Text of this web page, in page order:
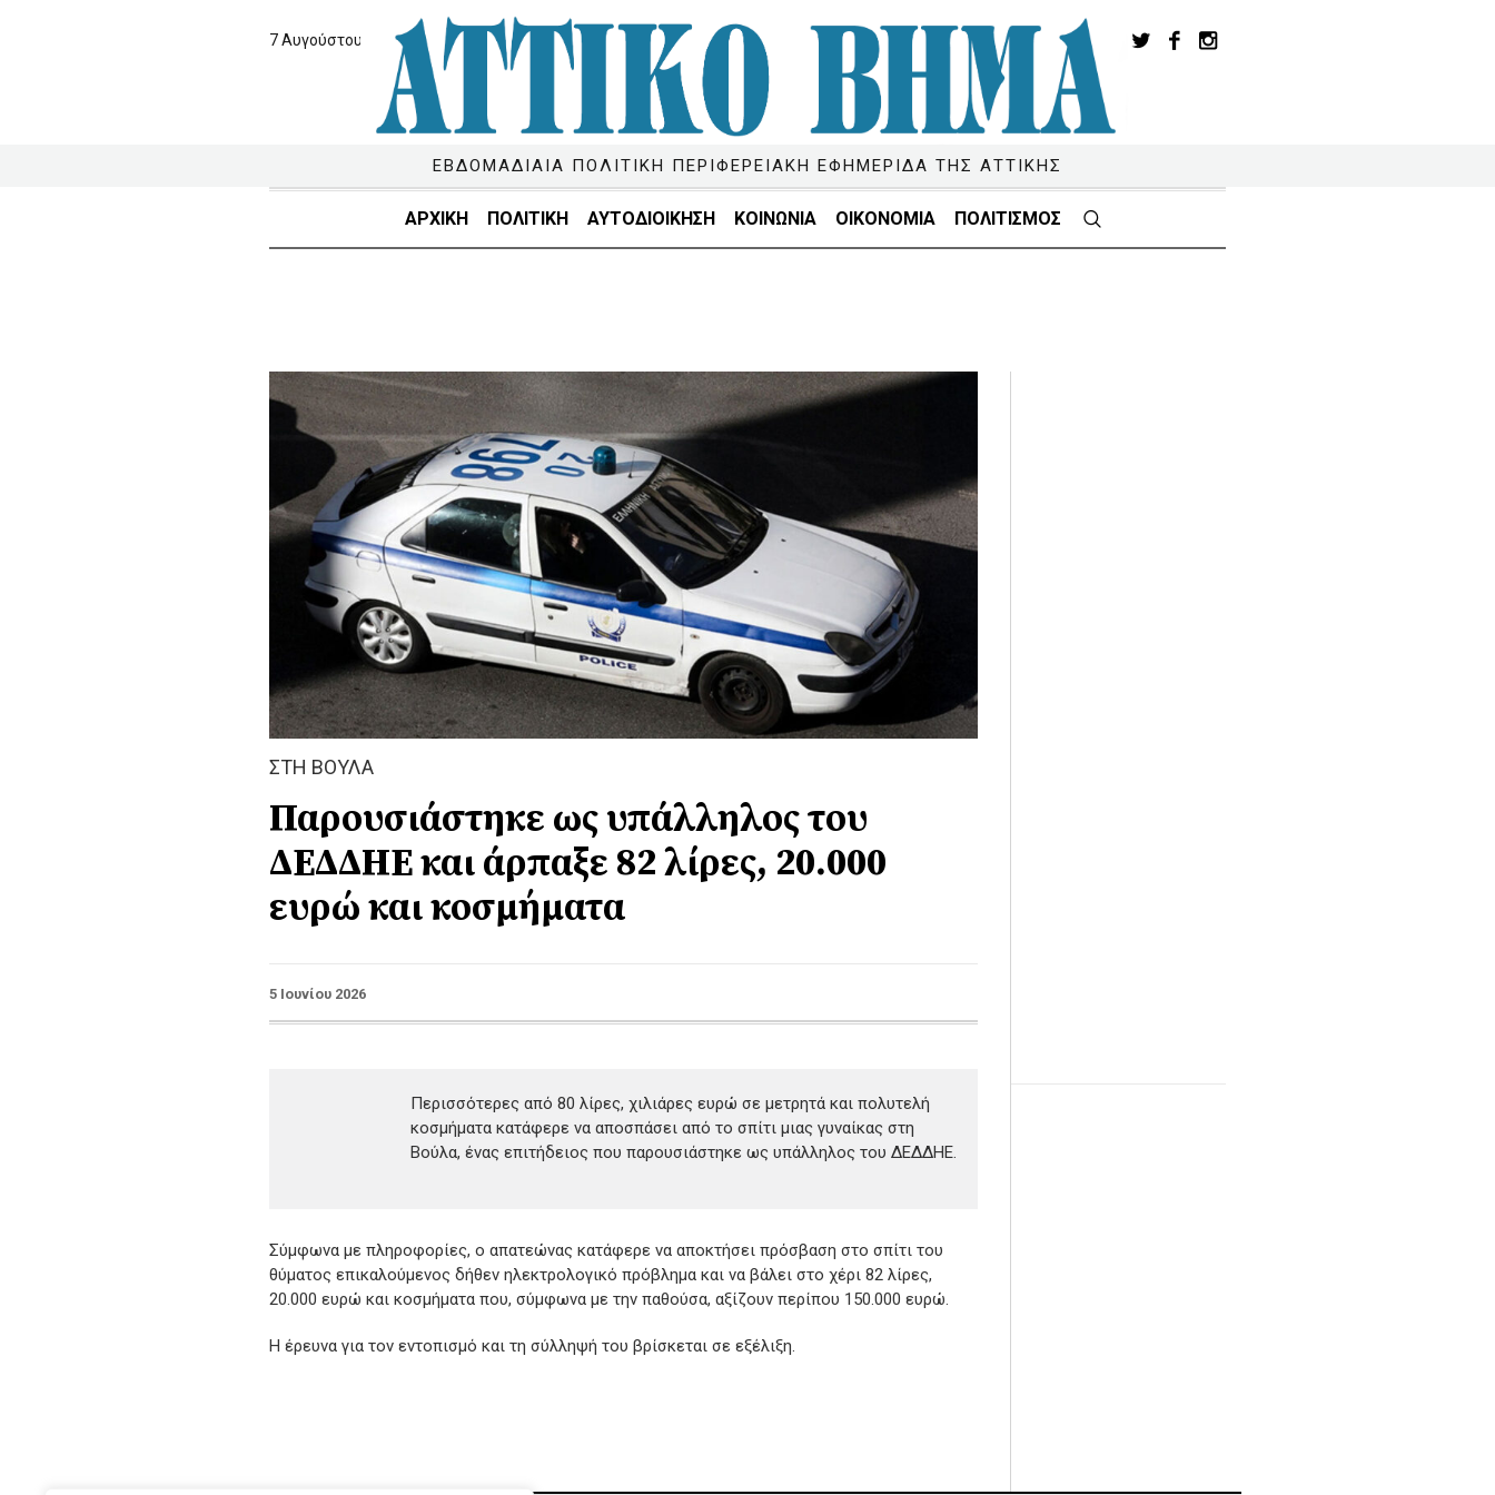
7 Αυγούστου 2026
ΕΒΔΟΜΑΔΙΑΙΑ ΠΟΛΙΤΙΚΗ ΠΕΡΙΦΕΡΕΙΑΚΗ ΕΦΗΜΕΡΙΔΑ ΤΗΣ ΑΤΤΙΚΗΣ
ΑΡΧΙΚΗ ΠΟΛΙΤΙΚΗ ΑΥΤΟΔΙΟΙΚΗΣΗ ΚΟΙΝΩΝΙΑ ΟΙΚΟΝΟΜΙΑ ΠΟΛΙΤΙΣΜΟΣ
ΣΤΗ ΒΟΥΛΑ
Παρουσιάστηκε ως υπάλληλος του
ΔΕΔΔΗΕ και άρπαξε 82 λίρες, 20.000
ευρώ και κοσμήματα
5 Ιουνίου 2026
Περισσότερες από 80 λίρες, χιλιάρες ευρώ σε μετρητά και πολυτελή
κοσμήματα κατάφερε να αποσπάσει από το σπίτι μιας γυναίκας στη
Βούλα, ένας επιτήδειος που παρουσιάστηκε ως υπάλληλος του ΔΕΔΔΗΕ.
Σύμφωνα με πληροφορίες, ο απατεώνας κατάφερε να αποκτήσει πρόσβαση στο σπίτι του
θύματος επικαλούμενος δήθεν ηλεκτρολογικό πρόβλημα και να βάλει στο χέρι 82 λίρες,
20.000 ευρώ και κοσμήματα που, σύμφωνα με την παθούσα, αξίζουν περίπου 150.000 ευρώ.
Η έρευνα για τον εντοπισμό και τη σύλληψή του βρίσκεται σε εξέλιξη.